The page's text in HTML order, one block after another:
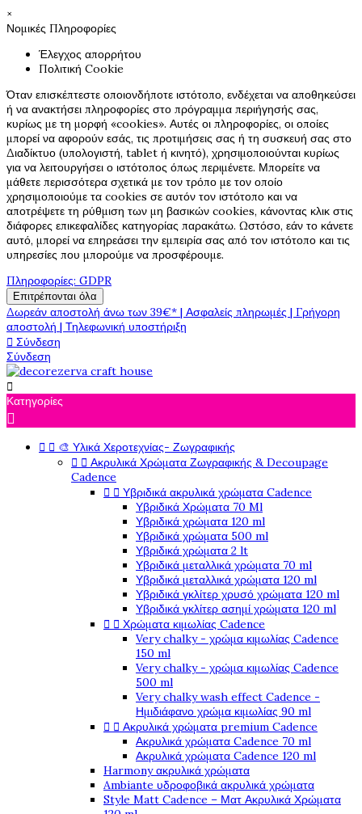
×
Νομικές Πληροφορίες
Έλεγχος απορρήτου
Πολιτική Cookie
Όταν επισκέπτεστε οποιονδήποτε ιστότοπο, ενδέχεται να αποθηκεύσει
ή να ανακτήσει πληροφορίες στο πρόγραμμα περιήγησής σας,
κυρίως με τη μορφή «cookies». Αυτές οι πληροφορίες, οι οποίες
μπορεί να αφορούν εσάς, τις προτιμήσεις σας ή τη συσκευή σας στο
Διαδίκτυο (υπολογιστή, tablet ή κινητό), χρησιμοποιούνται κυρίως
για να λειτουργήσει ο ιστότοπος όπως περιμένετε. Μπορείτε να
μάθετε περισσότερα σχετικά με τον τρόπο με τον οποίο
χρησιμοποιούμε τα cookies σε αυτόν τον ιστότοπο και να
αποτρέψετε τη ρύθμιση των μη βασικών cookies, κάνοντας κλικ στις
διάφορες επικεφαλίδες κατηγορίας παρακάτω. Ωστόσο, εάν το κάνετε
αυτό, μπορεί να επηρεάσει την εμπειρία σας από τον ιστότοπο και τις
υπηρεσίες που μπορούμε να προσφέρουμε.
Πληροφορίες: GDPR
Επιτρέπονται όλα
Δωρεάν αποστολή άνω των 39€* | Ασφαλείς πληρωμές | Γρήγορη
αποστολή | Τηλεφωνική υποστήριξη
 Σύνδεση
Σύνδεση

Κατηγορίες

  🎨 Υλικά Χεροτεχνίας- Ζωγραφικής
  Ακρυλικά Χρώματα Ζωγραφικής & Decoupage
Cadence
  Υβριδικά ακρυλικά χρώματα Cadence
Υβριδικά Χρώματα 70 Ml
Υβριδικά χρώματα 120 ml
Υβριδικά χρώματα 500 ml
Υβριδικά χρώματα 2 lt
Υβριδικά μεταλλικά χρώματα 70 ml
Υβριδικά μεταλλικά χρώματα 120 ml
Υβριδικά γκλίτερ χρυσό χρώματα 120 ml
Υβριδικά γκλίτερ ασημί χρώματα 120 ml
  Χρώματα κιμωλίας Cadence
Very chalky - χρώμα κιμωλίας Cadence
150 ml
Very chalky - χρώμα κιμωλίας Cadence
500 ml
Very chalky wash effect Cadence -
Ημιδιάφανο χρώμα κιμωλίας 90 ml
  Ακρυλικά χρώματα premium Cadence
Ακρυλικά χρώματα Cadence 70 ml
Ακρυλικά χρώματα Cadence 120 ml
Harmony ακρυλικά χρώματα
Ambiante υδροφοβικά ακρυλικά χρώματα
Style Matt Cadence – Ματ Ακρυλικά Χρώματα